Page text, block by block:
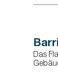
Das